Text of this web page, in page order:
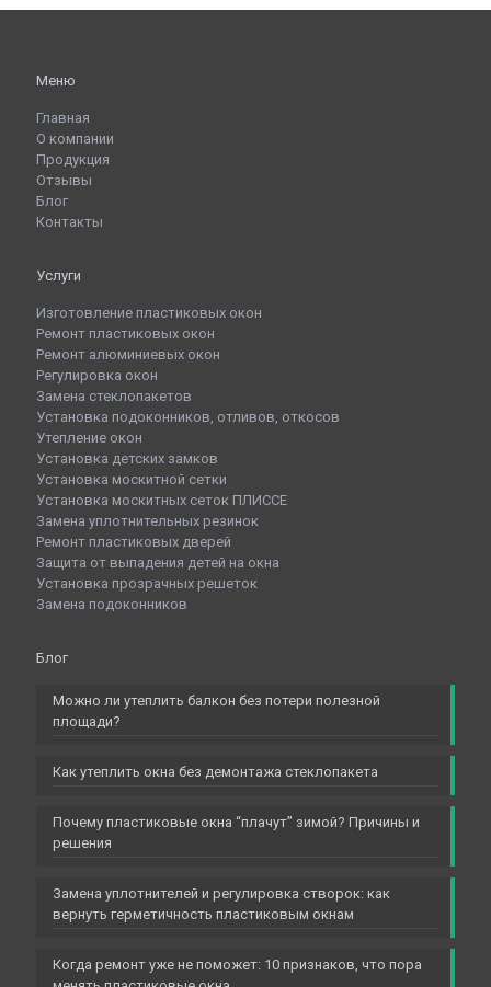
Меню
Главная
О компании
Продукция
Отзывы
Блог
Контакты
Услуги
Изготовление пластиковых окон
Ремонт пластиковых окон
Ремонт алюминиевых окон
Регулировка окон
Замена стеклопакетов
Установка подоконников, отливов, откосов
Утепление окон
Установка детских замков
Установка москитной сетки
Установка москитных сеток ПЛИССЕ
Замена уплотнительных резинок
Ремонт пластиковых дверей
Защита от выпадения детей на окна
Установка прозрачных решеток
Замена подоконников
Блог
Можно ли утеплить балкон без потери полезной
площади?
Как утеплить окна без демонтажа стеклопакета
Почему пластиковые окна “плачут” зимой? Причины и
решения
Замена уплотнителей и регулировка створок: как
вернуть герметичность пластиковым окнам
Когда ремонт уже не поможет: 10 признаков, что пора